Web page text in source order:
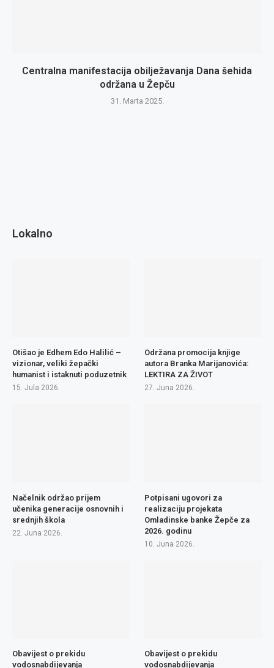
Centralna manifestacija obilježavanja Dana šehida
održana u Žepču
31. Marta 2025.
Lokalno
Otišao je Edhem Edo Halilić –
vizionar, veliki žepački
humanist i istaknuti poduzetnik
15. Jula 2026.
Održana promocija knjige
autora Branka Marijanovića:
LEKTIRA ZA ŽIVOT
27. Juna 2026.
Načelnik održao prijem
učenika generacije osnovnih i
srednjih škola
22. Juna 2026.
Potpisani ugovori za
realizaciju projekata
Omladinske banke Žepče za
2026. godinu
10. Juna 2026.
Obavijest o prekidu
vodosnabdijevanja
Obavijest o prekidu
vodosnabdijevanja